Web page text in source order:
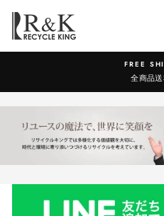
ン
す